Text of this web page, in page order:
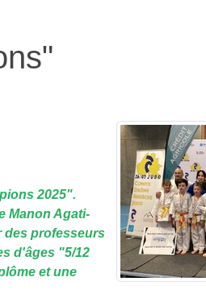
2025".
Manon Agati-
des professeurs
d'âges "5/12
et une